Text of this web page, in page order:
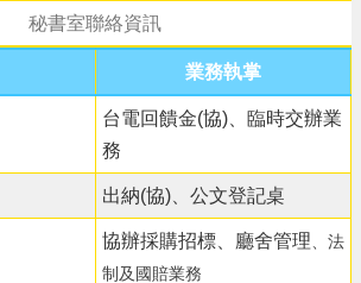
秘書室聯絡資訊
業務執掌
台電回饋金(協)、臨時交辦業
務
出納(協)、公文登記桌
協辦採購招標、廳舍管理 、法
制及國賠業務